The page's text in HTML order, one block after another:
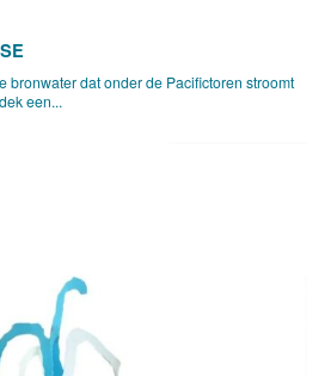
bronwater dat onder de Pacifictoren stroomt
een...